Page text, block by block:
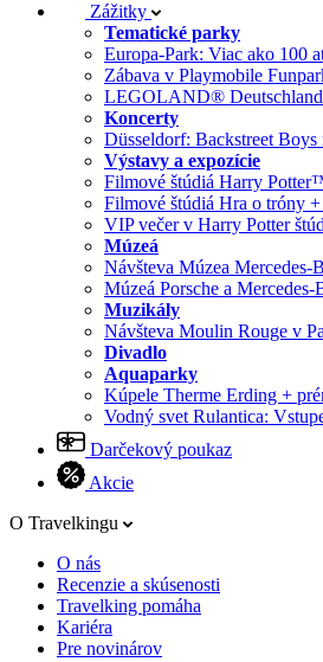
Zážitky
Tematické parky
Europa-Park: Viac ako 100
Zábava v Playmobile
LEGOLAND® Deutschland
Koncerty
Düsseldorf: Backstreet
Výstavy a expozície
Filmové štúdiá Harry
Filmové štúdiá Hra o tróny
VIP večer v Harry Potter
Múzeá
Návšteva Múzea Mercedes-
Múzeá Porsche a
Muzikály
Návšteva Moulin Rouge v
Divadlo
Aquaparky
Kúpele Therme Erding +
Vodný svet Rulantica:
Darčekový poukaz
Akcie
O Travelkingu
O nás
Recenzie a skúsenosti
Travelking pomáha
Kariéra
Pre novinárov